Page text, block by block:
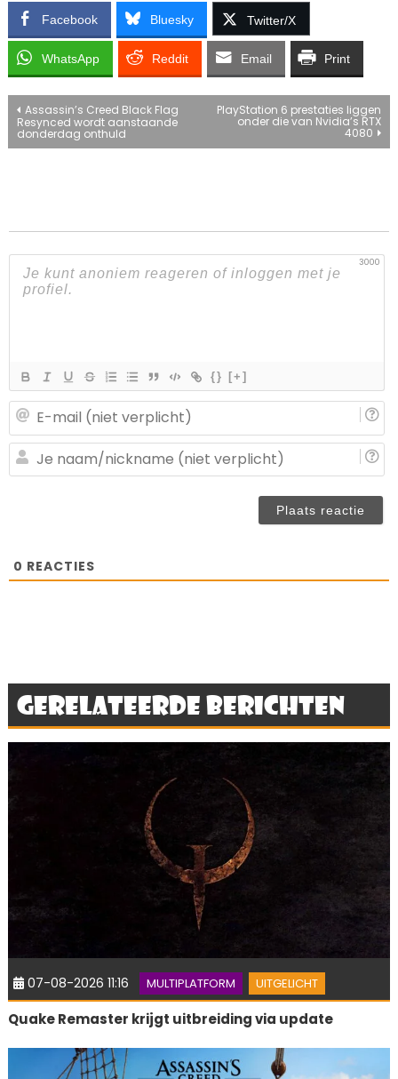
Facebook Bluesky Twitter/X
WhatsApp Reddit Email Print
Bericht
navigatie
Assassin’s Creed Black Flag
Resynced wordt aanstaande
donderdag onthuld
PlayStation 6 prestaties liggen
onder die van Nvidia’s RTX
4080
3000
{} [+]
0 REACTIES
Gerelateerde berichten
07-08-2026 11:16 MULTIPLATFORM UITGELICHT
Quake Remaster krijgt uitbreiding via update